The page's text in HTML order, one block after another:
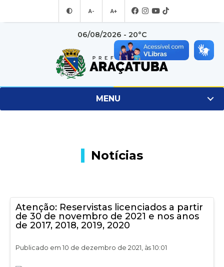
A- A+
06/08/2026 - 20°C
MENU
Notícias
Atenção: Reservistas licenciados a partir
de 30 de novembro de 2021 e nos anos
de 2017, 2018, 2019, 2020
Publicado em 10 de dezembro de 2021, às 10:01